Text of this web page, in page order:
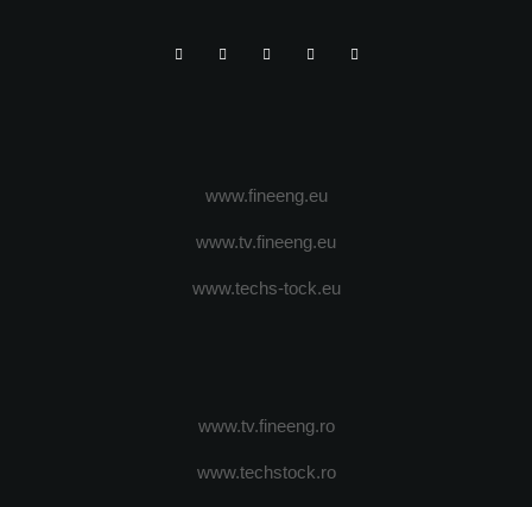
www.fineeng.eu
www.tv.fineeng.eu
www.techs-tock.eu
www.tv.fineeng.ro
www.techstock.ro